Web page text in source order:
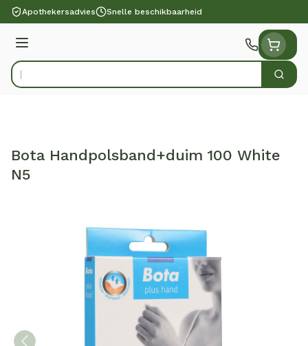
Ga naar de inhoud
Apothekersadvies Snelle beschikbaarheid
Menu
Product, merk, categorie... Zoek
Bota Handpolsband+duim 100 White
N5